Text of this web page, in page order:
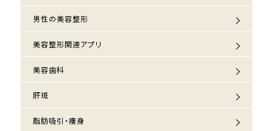
男性の美容整形
美容整形関連アプリ
美容歯科
肝斑
脂肪吸引・痩身